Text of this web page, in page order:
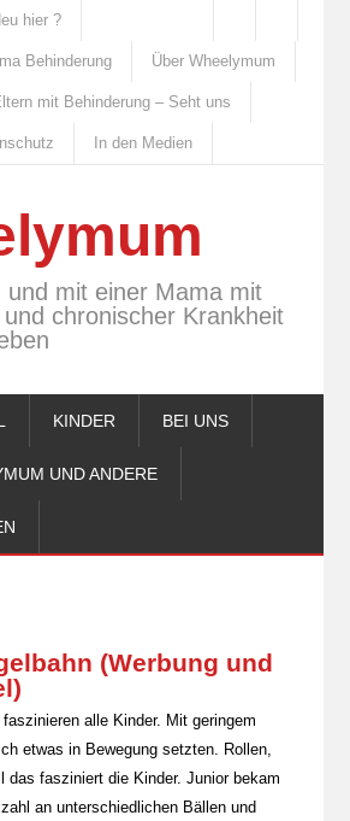
hier ?
Behinderung Über Wheelymum
mit Behinderung – Seht uns
In den Medien
und mit einer Mama mit
chronischer Krankheit
KINDER BEI UNS
UND ANDERE
(Werbung und
alle Kinder. Mit geringem
etwas in Bewegung setzten. Rollen,
fasziniert die Kinder. Junior bekam
an unterschiedlichen Bällen und